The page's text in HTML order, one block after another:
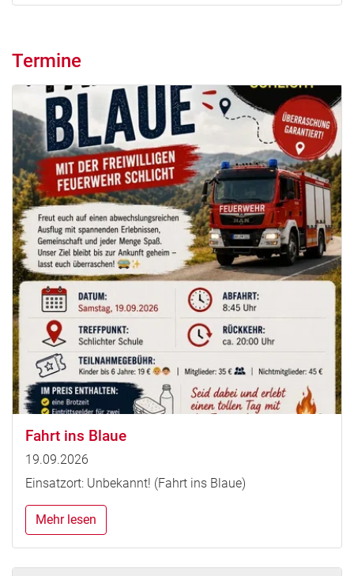
Termine
Fahrt ins Blaue
19.09.2026
Einsatzort: Unbekannt! (Fahrt ins Blaue)
Mehr lesen